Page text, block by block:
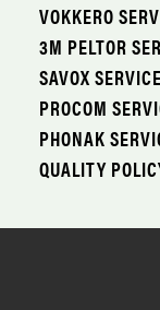
VOKKERO
3M PELTOR
SAVOX
PROCOM
PHONAK
QUALITY